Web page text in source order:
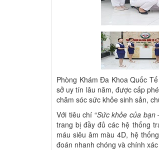
Phòng Khám Đa Khoa Quốc
sở uy tín lâu năm, được cấp
chăm sóc sức khỏe sinh sản,
Với tiêu chí “Sức khỏe của bạn
trang bị đầy đủ các hệ thống
máu siêu âm màu 4D, hệ
đoán nhanh chóng và chính